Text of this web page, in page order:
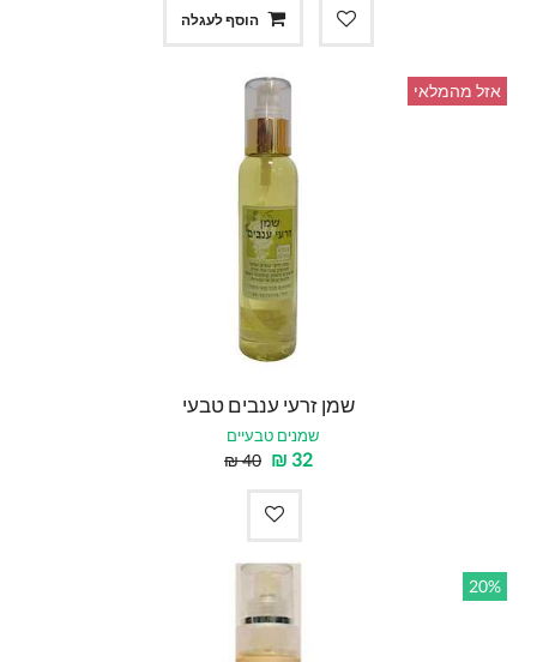
הוסף לעגלה
אזל מהמלאי
שמן זרעי ענבים טבעי
שמנים טבעיים
32
₪
40
₪
20%